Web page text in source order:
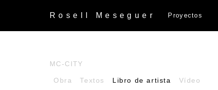
Rosell Meseguer Proyectos
MC-CITY
Obra Textos Libro de artista Vídeo